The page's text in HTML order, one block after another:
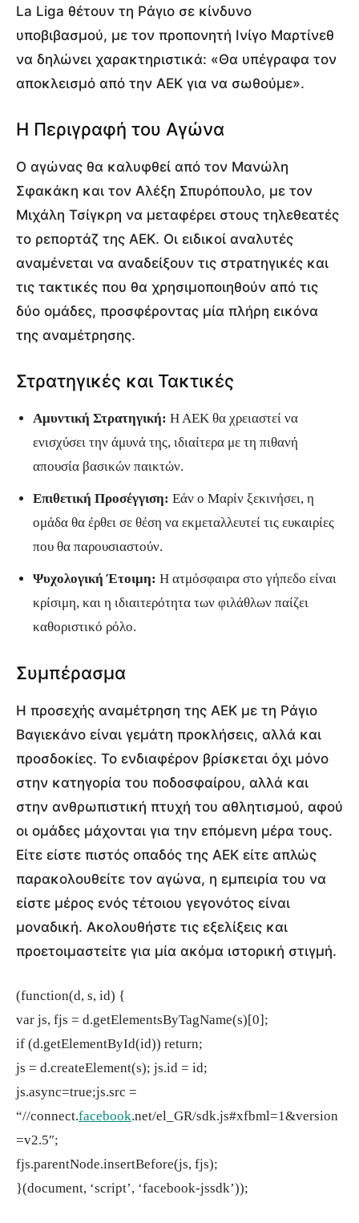
La Liga θέτουν τη Ράγιο σε κίνδυνο
υποβιβασμού, με τον προπονητή Ινίγο Μαρτίνεθ
να δηλώνει χαρακτηριστικά: «Θα υπέγραφα τον
αποκλεισμό από την ΑΕΚ για να σωθούμε».
Η Περιγραφή του Αγώνα
Ο αγώνας θα καλυφθεί από τον Μανώλη
Σφακάκη και τον Αλέξη Σπυρόπουλο, με τον
Μιχάλη Τσίγκρη να μεταφέρει στους τηλεθεατές
το ρεπορτάζ της ΑΕΚ. Οι ειδικοί αναλυτές
αναμένεται να αναδείξουν τις στρατηγικές και
τις τακτικές που θα χρησιμοποιηθούν από τις
δύο ομάδες, προσφέροντας μία πλήρη εικόνα
της αναμέτρησης.
Στρατηγικές και Τακτικές
Αμυντική Στρατηγική: Η ΑΕΚ θα χρειαστεί να
ενισχύσει την άμυνά της, ιδιαίτερα με τη πιθανή
απουσία βασικών παικτών.
Επιθετική Προσέγγιση: Εάν ο Μαρίν ξεκινήσει, η
ομάδα θα έρθει σε θέση να εκμεταλλευτεί τις ευκαιρίες
που θα παρουσιαστούν.
Ψυχολογική Έτοιμη: Η ατμόσφαιρα στο γήπεδο είναι
κρίσιμη, και η ιδιαιτερότητα των φιλάθλων παίζει
καθοριστικό ρόλο.
Συμπέρασμα
Η προσεχής αναμέτρηση της ΑΕΚ με τη Ράγιο
Βαγιεκάνο είναι γεμάτη προκλήσεις, αλλά και
προσδοκίες. Το ενδιαφέρον βρίσκεται όχι μόνο
στην κατηγορία του ποδοσφαίρου, αλλά και
στην ανθρωπιστική πτυχή του αθλητισμού, αφού
οι ομάδες μάχονται για την επόμενη μέρα τους.
Είτε είστε πιστός οπαδός της ΑΕΚ είτε απλώς
παρακολουθείτε τον αγώνα, η εμπειρία του να
είστε μέρος ενός τέτοιου γεγονότος είναι
μοναδική. Ακολουθήστε τις εξελίξεις και
προετοιμαστείτε για μία ακόμα ιστορική στιγμή.
(function(d, s, id) {
var js, fjs = d.getElementsByTagName(s)[0];
if (d.getElementById(id)) return;
js = d.createElement(s); js.id = id;
js.async=true;js.src =
“//connect.facebook.net/el_GR/sdk.js#xfbml=1&version
=v2.5″;
fjs.parentNode.insertBefore(js, fjs);
}(document, ‘script’, ‘facebook-jssdk’));